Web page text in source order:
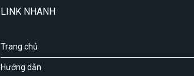
LINK NHANH
Trang chủ
Hướng dẫn